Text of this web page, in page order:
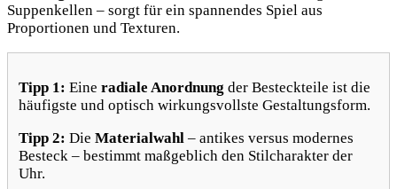
Suppenkellen – sorgt für ein spannendes Spiel aus
Proportionen und Texturen.
Tipp 1: Eine radiale Anordnung der Besteckteile ist die
häufigste und optisch wirkungsvollste Gestaltungsform.
Tipp 2: Die Materialwahl – antikes versus modernes
Besteck – bestimmt maßgeblich den Stilcharakter der
Uhr.